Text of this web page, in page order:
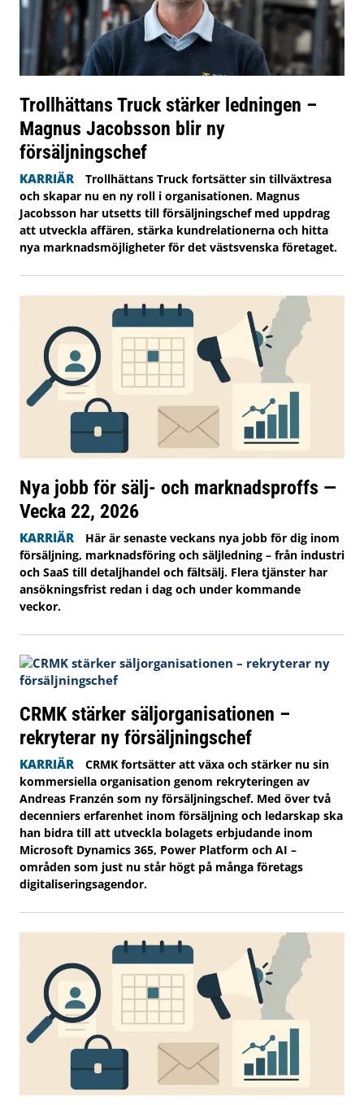
Trollhättans Truck stärker ledningen –
Magnus Jacobsson blir ny
försäljningschef
KARRIÄR
Trollhättans Truck fortsätter sin tillväxtresa
och skapar nu en ny roll i organisationen. Magnus
Jacobsson har utsetts till försäljningschef med uppdrag
att utveckla affären, stärka kundrelationerna och hitta
nya marknadsmöjligheter för det västsvenska företaget.
Nya jobb för sälj- och marknadsproffs —
Vecka 22, 2026
KARRIÄR
Här är senaste veckans nya jobb för dig inom
försäljning, marknadsföring och säljledning – från industri
och SaaS till detaljhandel och fältsälj. Flera tjänster har
ansökningsfrist redan i dag och under kommande
veckor.
CRMK stärker säljorganisationen –
rekryterar ny försäljningschef
KARRIÄR
CRMK fortsätter att växa och stärker nu sin
kommersiella organisation genom rekryteringen av
Andreas Franzén som ny försäljningschef. Med över två
decenniers erfarenhet inom försäljning och ledarskap ska
han bidra till att utveckla bolagets erbjudande inom
Microsoft Dynamics 365, Power Platform och AI –
områden som just nu står högt på många företags
digitaliseringsagendor.